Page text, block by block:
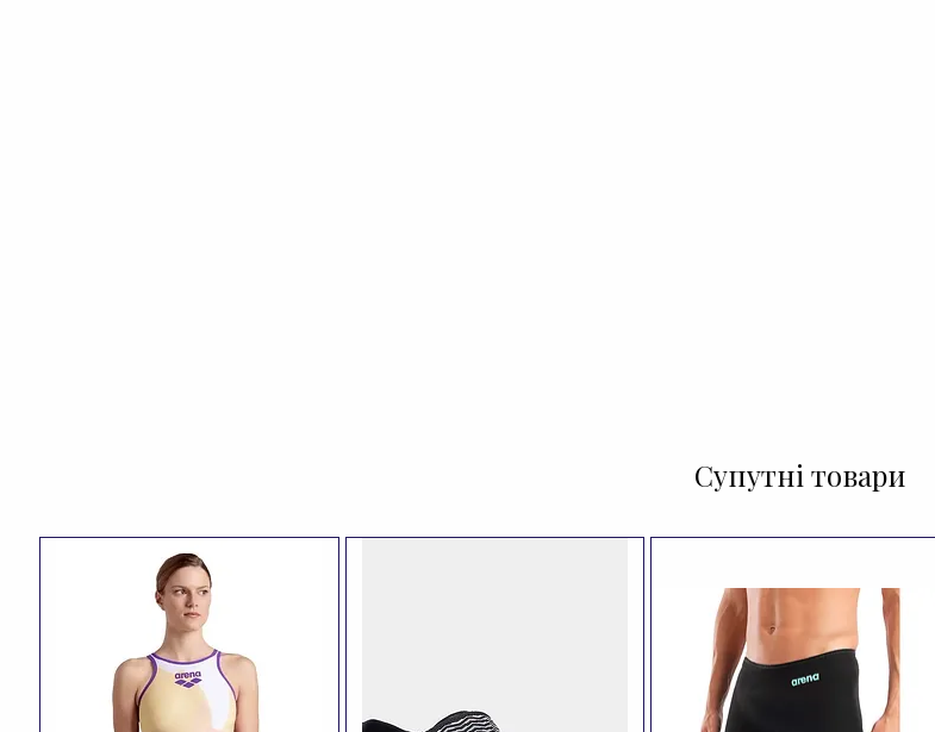
Супутні товари